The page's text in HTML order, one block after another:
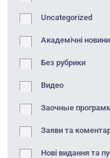
Uncategorized
Академічні новини
Без рубрики
Видео
Заочные
Заяви та
Нові видання та